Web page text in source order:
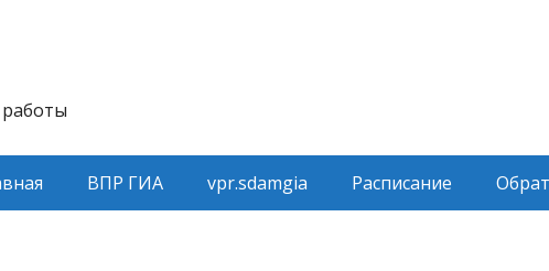
ВПР ГИА vpr.sdamgia Расписание